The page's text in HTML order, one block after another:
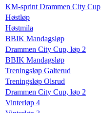
KM-sprint Drammen City Cup
Høstløp
Høstmila
BBIK Mandagsløp
Drammen City Cup, løp 2
BBIK Mandagsløp
Treningsløp Galterud
Treningsløp Olsrud
Drammen City Cup, løp 2
Vinterløp 4